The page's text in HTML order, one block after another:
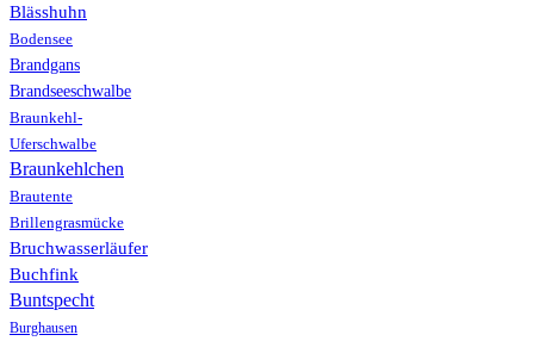
Blässhuhn
Bodensee
Brandgans
Brandseeschwalbe
Braunkehl-
Uferschwalbe
Braunkehlchen
Brautente
Brillengrasmücke
Bruchwasserläufer
Buchfink
Buntspecht
Burghausen